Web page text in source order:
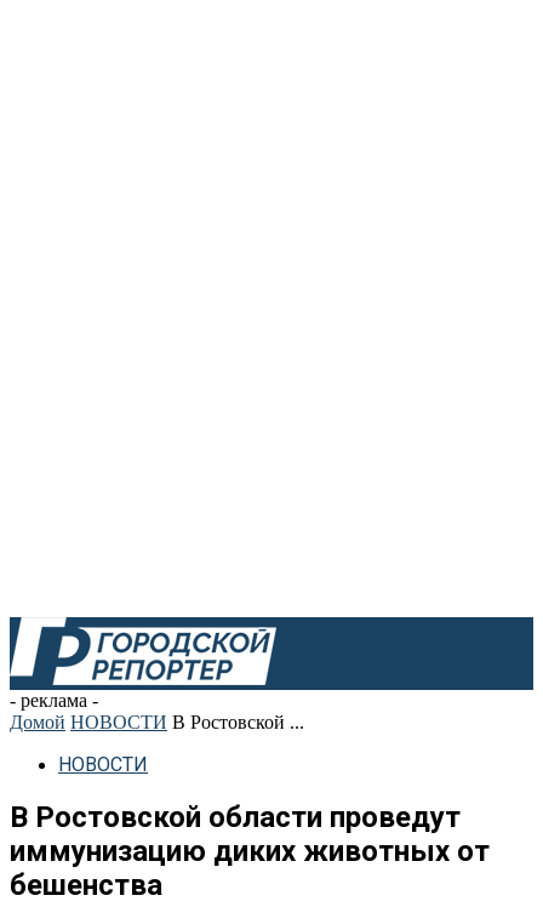
- реклама -
Домой НОВОСТИ В Ростовской ...
НОВОСТИ
В Ростовской области проведут
иммунизацию диких животных от
бешенства